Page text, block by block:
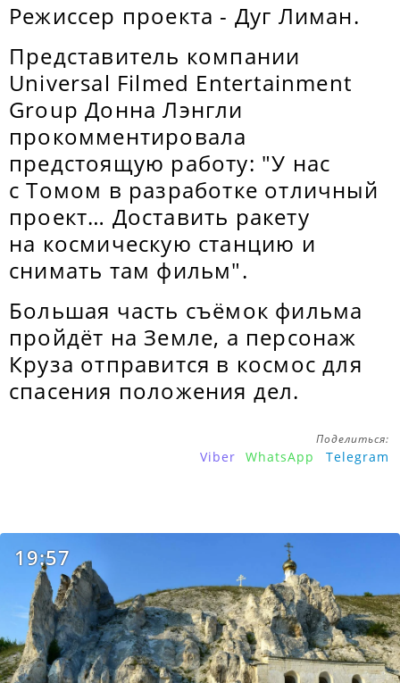
Режиссер проекта - Дуг Лиман.
Представитель компании
Universal Filmed Entertainment
Group Донна Лэнгли
прокомментировала
предстоящую работу: "У нас
с Томом в разработке отличный
проект… Доставить ракету
на космическую станцию ​​и
снимать там фильм".
Большая часть съёмок фильма
пройдёт на Земле, а персонаж
Круза отправится в космос для
спасения положения дел.
Поделиться:
Viber WhatsApp Telegram
19:57